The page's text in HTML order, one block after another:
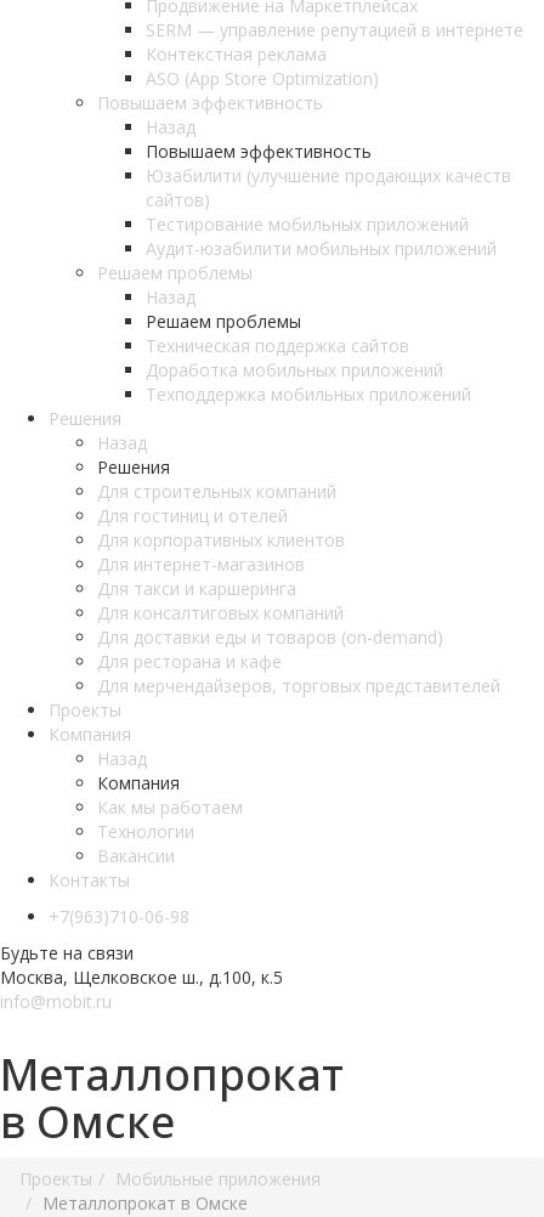
Продвижение на Маркетплейсах
SERM — управление репутацией в интернете
Контекстная реклама
ASO (App Store Optimization)
Повышаем эффективность
Назад
Повышаем эффективность
Юзабилити (улучшение продающих качеств
сайтов)
Тестирование мобильных приложений
Аудит-юзабилити мобильных приложений
Решаем проблемы
Назад
Решаем проблемы
Техническая поддержка сайтов
Доработка мобильных приложений
Техподдержка мобильных приложений
Решения
Назад
Решения
Для строительных компаний
Для гостиниц и отелей
Для корпоративных клиентов
Для интернет-магазинов
Для такси и каршеринга
Для консалтиговых компаний
Для доставки еды и товаров (on-demand)
Для ресторана и кафе
Для мерчендайзеров, торговых представителей
Проекты
Компания
Назад
Компания
Как мы работаем
Teхнологии
Вакансии
Контакты
+7(963)710-06-98
Будьте на связи
Москва, Щелковское ш., д.100, к.5
info@mobit.ru
Металлопрокат
в Омске
Проекты
Мобильные приложения
Металлопрокат в Омске